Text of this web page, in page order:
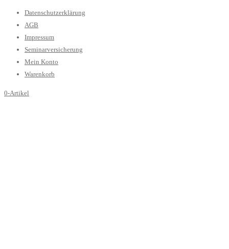
Datenschutzerklärung
AGB
Impressum
Seminarversicherung
Mein Konto
Warenkorb
0-Artikel